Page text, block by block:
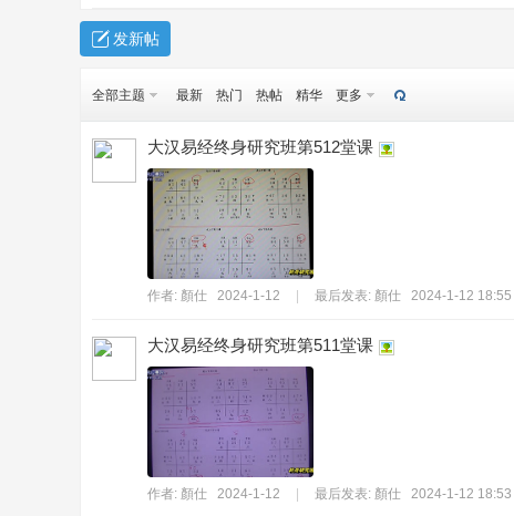
大 »
发新帖
全部主题 最新 热门 热帖 精华 更多
大汉易经终身研究班第512堂课
作者: 顏仕 2024-1-12 最后发表: 顏仕 2024-1-12 18:55
大汉易经终身研究班第511堂课
作者: 顏仕 2024-1-12 最后发表: 顏仕 2024-1-12 18:53